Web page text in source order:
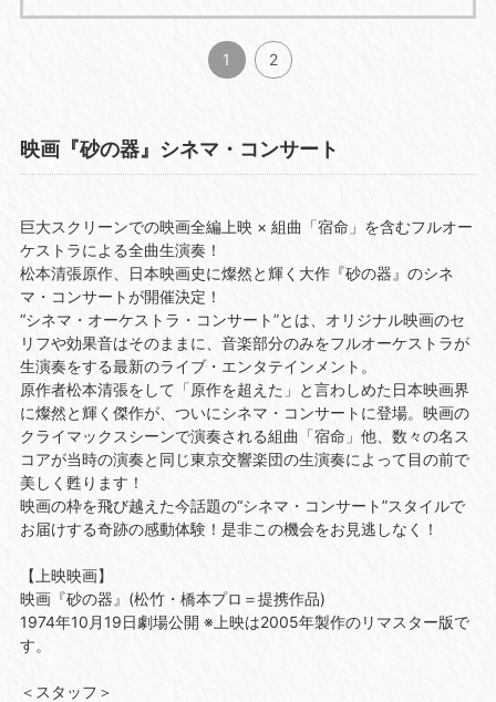
1 2
映画『砂の器』シネマ・コンサート
巨大スクリーンでの映画全編上映 × 組曲「宿命」を含むフルオー
ケストラによる全曲生演奏！
松本清張原作、日本映画史に燦然と輝く大作『砂の器』のシネ
マ・コンサートが開催決定！
“シネマ・オーケストラ・コンサート”とは、オリジナル映画のセ
リフや効果音はそのままに、音楽部分のみをフルオーケストラが
生演奏をする最新のライブ・エンタテインメント。
原作者松本清張をして「原作を超えた」と言わしめた日本映画界
に燦然と輝く傑作が、ついにシネマ・コンサートに登場。映画の
クライマックスシーンで演奏される組曲「宿命」他、数々の名ス
コアが当時の演奏と同じ東京交響楽団の生演奏によって目の前で
美しく甦ります！
映画の枠を飛び越えた今話題の“シネマ・コンサート”スタイルで
お届けする奇跡の感動体験！是非この機会をお見逃しなく！
【上映映画】
映画『砂の器』(松竹・橋本プロ＝提携作品)
1974年10月19日劇場公開 ※上映は2005年製作のリマスター版で
す。
＜スタッフ＞